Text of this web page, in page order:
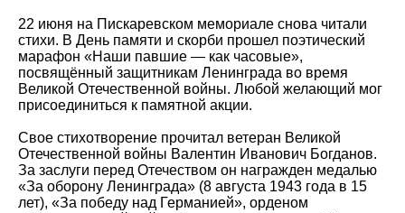
22 июня на Пискаревском мемориале снова читали
стихи. В День памяти и скорби прошел поэтический
марафон «Наши павшие — как часовые»,
посвящённый защитникам Ленинграда во время
Великой Отечественной войны. Любой желающий мог
присоединиться к памятной акции.
Свое стихотворение прочитал ветеран Великой
Отечественной войны Валентин Иванович Богданов.
За заслуги перед Отечеством он награжден медалью
«За оборону Ленинграда» (8 августа 1943 года в 15
лет), «За победу над Германией», орденом